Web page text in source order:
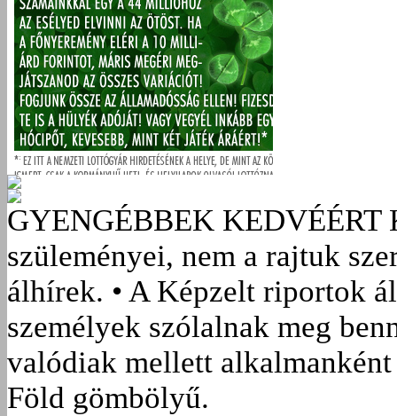
GYENGÉBBEK KEDVÉÉRT
szüleményei, nem a rajtuk
álhírek. • A Képzelt riportok
személyek szólalnak meg
valódiak mellett
Föld gömbölyű.